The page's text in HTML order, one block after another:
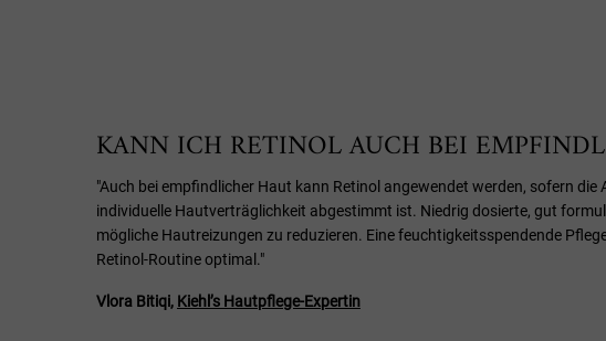
KANN ICH RETINOL AUCH BEI
"Auch bei empfindlicher Haut kann Retinol angewendet werden, sofern
individuelle Hautverträglichkeit abgestimmt ist. Niedrig dosierte, gut
mögliche Hautreizungen zu reduzieren. Eine feuchtigkeitsspendende
Retinol-Routine optimal."
Vlora Bitiqi, Kiehl’s Hautpflege-Expertin